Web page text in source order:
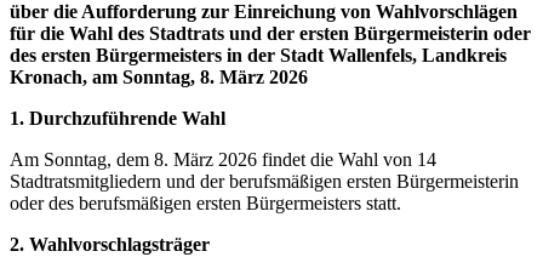
über die Aufforderung zur Einreichung von Wahlvorschlägen
für die Wahl des Stadtrats und der ersten Bürgermeisterin oder
des ersten Bürgermeisters in der Stadt Wallenfels, Landkreis
Kronach, am Sonntag, 8. März 2026
1. Durchzuführende Wahl
Am Sonntag, dem 8. März 2026 findet die Wahl von 14
Stadtratsmitgliedern und der berufsmäßigen ersten Bürgermeisterin
oder des berufsmäßigen ersten Bürgermeisters statt.
2. Wahlvorschlagsträger